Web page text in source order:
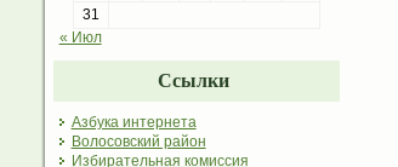
31
« Июл
Ссылки
Азбука интернета
Волосовский район
Избирательная комиссия